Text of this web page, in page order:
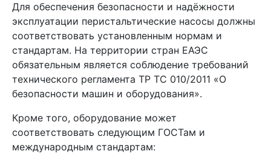
Для обеспечения безопасности и надёжности
эксплуатации перистальтические насосы должны
соответствовать установленным нормам и
стандартам. На территории стран ЕАЭС
обязательным является соблюдение требований
технического регламента ТР ТС 010/2011 «О
безопасности машин и оборудования».
Кроме того, оборудование может
соответствовать следующим ГОСТам и
международным стандартам: